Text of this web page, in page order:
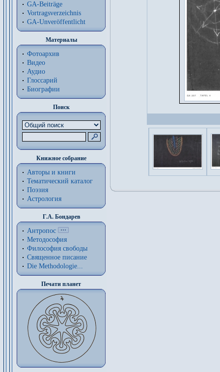
GA-Beiträge
Vortragsverzeichnis
GA-Unveröffentlicht
Материалы
Фотоархив
Видео
Аудио
Глоссарий
Биографии
Поиск
Книжное собрание
Авторы и книги
Тематический каталог
Поэзия
Астрология
Г.А. Бондарев
Антропос
Методософия
Философия cвободы
Священное писание
Die Methodologie...
Печати планет